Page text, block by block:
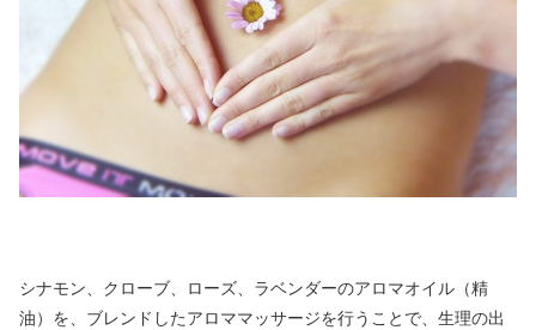
シナモン、クローブ、ローズ、ラベンダーのアロマオイル（精
油）を、ブレンドしたアロママッサージを行うことで、生理の出